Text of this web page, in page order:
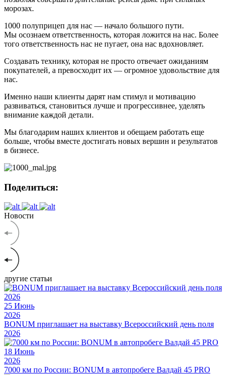
морозах.
1000 полуприцеп для нас — начало большого пути.
Мы осознаем ответственность, которая ложится на нас. Более
того ответственность нас не пугает, она нас вдохновляет.
Создавать технику, которая не просто отвечает ожиданиям
покупателей, а превосходит их — огромное удовольствие для
нас.
Именно наши клиенты дарят нам стимул и мотивацию
развиваться, становиться лучше и прогрессивнее, уделять
внимание каждой детали.
Мы благодарим наших клиентов и обещаем работать еще
больше, чтобы вместе достигать новых вершин и результатов
в бизнесе.
Поделиться:
Новости
другие статьи
25 Июнь
2026
BONUM приглашает на выставку Всероссийский день поля
2026
18 Июнь
2026
7000 км по России: BONUM в автопробеге Валдай 45 PRO